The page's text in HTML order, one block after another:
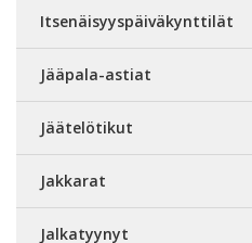
Itsenäisyyspäiväkynttilät
Jääpala-astiat
Jäätelötikut
Jakkarat
Jalkatyynyt